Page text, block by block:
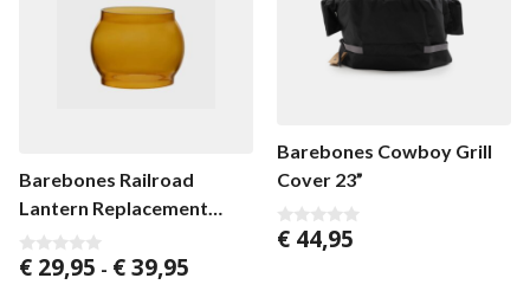
Barebones Railroad
Lantern Replacement
Glass
0
v
€ 29,95 - €39,95
Barebones Cowboy Grill
Cover 23”
0
v
€ 44,95